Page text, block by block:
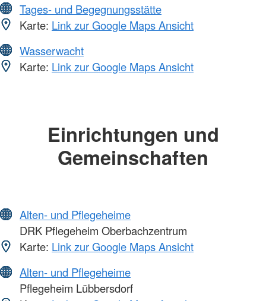
Tages- und Begegnungsstätte
Karte: Link zur Google Maps Ansicht
Wasserwacht
Karte: Link zur Google Maps Ansicht
Einrichtungen und
Gemeinschaften
Alten- und Pflegeheime
DRK Pflegeheim Oberbachzentrum
Karte: Link zur Google Maps Ansicht
Alten- und Pflegeheime
Pflegeheim Lübbersdorf